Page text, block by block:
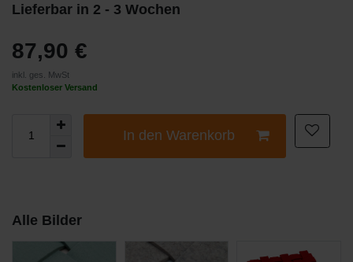
Lieferbar in 2 - 3 Wochen
87,90 €
inkl. ges. MwSt
Kostenloser Versand
In den Warenkorb
Alle Bilder